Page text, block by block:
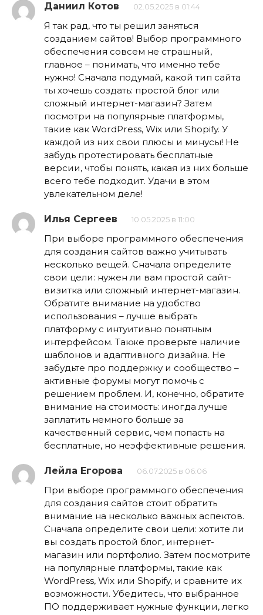
Даниил Котов 02.05.2025 в 01:44
Я так рад, что ты решил заняться
созданием сайтов! Выбор программного
обеспечения совсем не страшный,
главное – понимать, что именно тебе
нужно! Сначала подумай, какой тип сайта
ты хочешь создать: простой блог или
сложный интернет-магазин? Затем
посмотри на популярные платформы,
такие как WordPress, Wix или Shopify. У
каждой из них свои плюсы и минусы! Не
забудь протестировать бесплатные
версии, чтобы понять, какая из них больше
всего тебе подходит. Удачи в этом
увлекательном деле!
Илья Сергеев 10.05.2025 в 11:00
При выборе программного обеспечения
для создания сайтов важно учитывать
несколько вещей. Сначала определите
свои цели: нужен ли вам простой сайт-
визитка или сложный интернет-магазин.
Обратите внимание на удобство
использования – лучше выбрать
платформу с интуитивно понятным
интерфейсом. Также проверьте наличие
шаблонов и адаптивного дизайна. Не
забудьте про поддержку и сообщество –
активные форумы могут помочь с
решением проблем. И, конечно, обратите
внимание на стоимость: иногда лучше
заплатить немного больше за
качественный сервис, чем попасть на
бесплатные, но неэффективные решения.
Лейла Егорова 06.07.2025 в 06:06
При выборе программного обеспечения
для создания сайтов стоит обратить
внимание на несколько важных аспектов.
Сначала определите свои цели: хотите ли
вы создать простой блог, интернет-
магазин или портфолио. Затем посмотрите
на популярные платформы, такие как
WordPress, Wix или Shopify, и сравните их
возможности. Убедитесь, что выбранное
ПО поддерживает нужные функции, легко